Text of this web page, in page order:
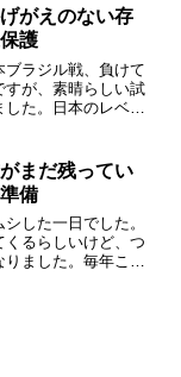
一番好きなドラマ
演技が...
がえのない存
護
ブラジル戦、負けて
すが、素晴らしい試
た。日本のレベル
私は８９歳になっ
生きて...
まだ残ってい
備
した一日でした。
るらしいけど、つ
りました。毎年こん